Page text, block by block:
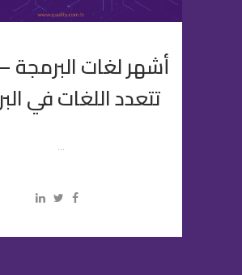
أشهر لغات البرمجة
تتعدد اللغات في
...